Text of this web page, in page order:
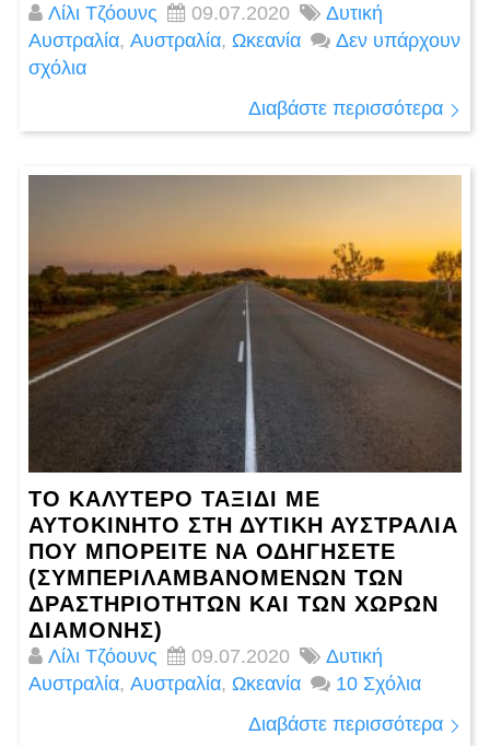
Λίλι Τζόουνς 09.07.2020
Δυτική
Αυστραλία, Αυστραλία, Ωκεανία
Δεν υπάρχουν
σχόλια
Διαβάστε περισσότερα
ΤΟ ΚΑΛΎΤΕΡΟ ΤΑΞΊΔΙ ΜΕ
ΑΥΤΟΚΊΝΗΤΟ ΣΤΗ ΔΥΤΙΚΉ ΑΥΣΤΡΑΛΊΑ
ΠΟΥ ΜΠΟΡΕΊΤΕ ΝΑ ΟΔΗΓΉΣΕΤΕ
(ΣΥΜΠΕΡΙΛΑΜΒΑΝΟΜΈΝΩΝ ΤΩΝ
ΔΡΑΣΤΗΡΙΟΤΉΤΩΝ ΚΑΙ ΤΩΝ ΧΏΡΩΝ
ΔΙΑΜΟΝΉΣ)
Λίλι Τζόουνς 09.07.2020
Δυτική
Αυστραλία, Αυστραλία, Ωκεανία
10 Σχόλια
Διαβάστε περισσότερα